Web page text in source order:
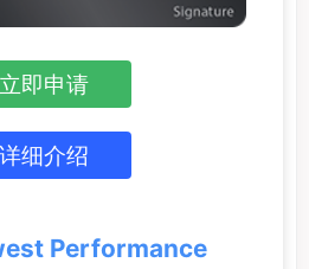
立即申请
详细介绍
Performance